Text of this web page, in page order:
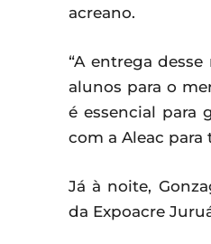
acreano.
“A entrega
alunos para o
é essencial para
com a Aleac para
Já à noite,
da Expoacre